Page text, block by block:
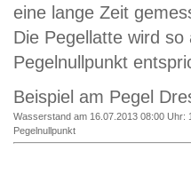
eine lange Zeit
Die Pegellatte wird
Pegelnullpunkt
Beispiel am Pegel
Wasserstand am 16.07.2013 08:00 Uhr:
Pegelnullpunkt